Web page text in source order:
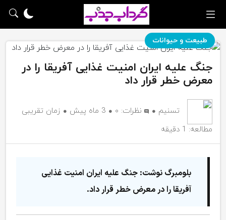
طبیعت و حیوانات
جنگ علیه ایران امنیت غذایی آفریقا را در
معرض خطر قرار داد
تسنیم نظرات: ۰ 3 ماه پیش
زمان تقریبی
مطالعه: 1 دقیقه
بلومبرگ نوشت: جنگ علیه ایران امنیت غذایی
آفریقا را در معرض خطر قرار داد.